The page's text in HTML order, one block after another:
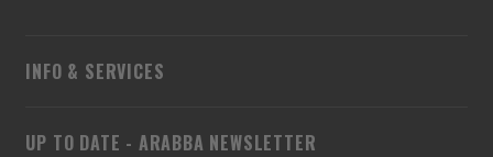
UP TO DATE - ARABBA NEWSLETTER
INFO & SERVICES